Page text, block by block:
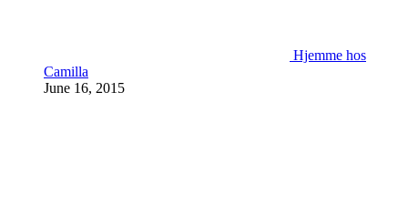
Hjemme hos
Camilla
June 16, 2015